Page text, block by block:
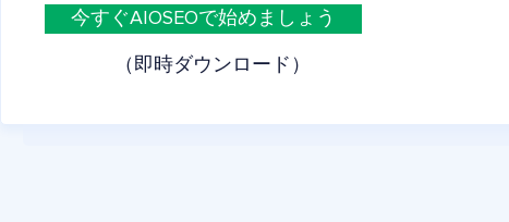
今すぐAIOSEOで始めましょう
（即時ダウンロード）